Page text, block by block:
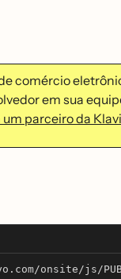
comércio
em sua
parceiro da
onsite/js/